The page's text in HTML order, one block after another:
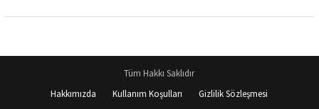
Tüm Hakkı Saklıdır
Hakkımızda
Kullanım Koşulları
Gizlilik Sözleşmesi